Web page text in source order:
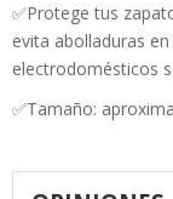
✅Protege tus
evita abolladuras
electrodomésticos
✅Tamaño: